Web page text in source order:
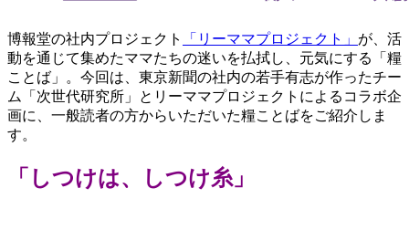
博報堂の社内プロジェクト 「リーママプロジェクト」 が、活
動を通じて集めたママたちの迷いを払拭し、元気にする「糧
ことば」。今回は、東京新聞の社内の若手有志が作ったチー
ム「次世代研究所」とリーママプロジェクトによるコラボ企
画に、一般読者の方からいただいた糧ことばをご紹介しま
す。
「しつけは、しつけ糸」